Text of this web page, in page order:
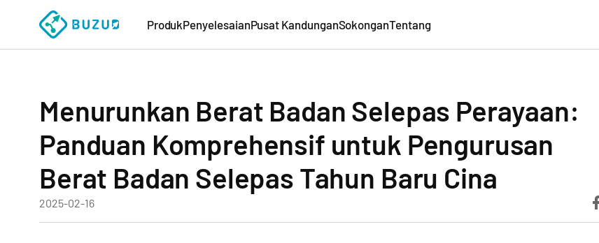
ProdukPenyelesaianPusat KandunganSokonganTentang
Menurunkan Berat Badan Selepas Perayaan:
Panduan Komprehensif untuk Pengurusan
Berat Badan Selepas Tahun Baru Cina
2025-02-16